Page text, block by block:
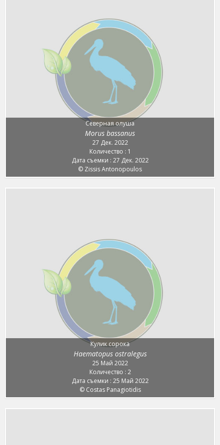
Северная олуша
Morus bassanus
27 Дек. 2022
Количество : 1
Дата съемки : 27 Дек. 2022
© Zissis Antonopoulos
Кулик сорока
Haematopus ostralegus
25 Май 2022
Количество : 2
Дата съемки : 25 Май 2022
© Costas Panagiotidis